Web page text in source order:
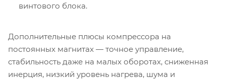
винтового блока.
Дополнительные плюсы компрессора на
постоянных магнитах — точное управление,
стабильность даже на малых оборотах, сниженная
инерция, низкий уровень нагрева, шума и